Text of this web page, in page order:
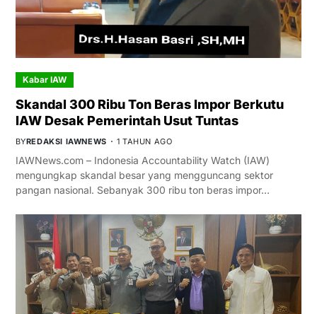
Kabar IAW
Skandal 300 Ribu Ton Beras Impor Berkutu
IAW Desak Pemerintah Usut Tuntas
BYREDAKSI IAWNEWS 1 TAHUN AGO
IAWNews.com – Indonesia Accountability Watch (IAW)
mengungkap skandal besar yang mengguncang sektor
pangan nasional. Sebanyak 300 ribu ton beras impor…